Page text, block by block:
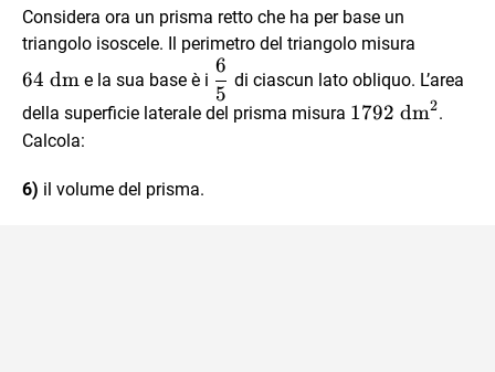
Considera ora un prisma retto che ha per base un
triangolo isoscele. Il perimetro del triangolo misura
\text{
dm}
64 dm e la sua base è i \dfrac
65
5
6
di ciascun lato obliquo. L’area
della superficie laterale del prisma misura 1792
1792 dm2.
Calcola:
6) il volume del prisma.